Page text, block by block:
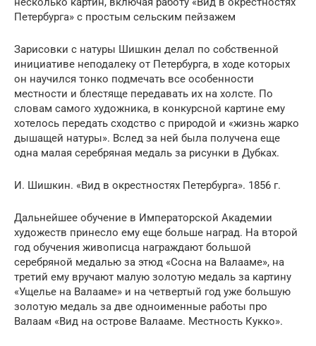
Петербурга» с простым сельским пейзажем
Зарисовки с натуры Шишкин делал по собственной
инициативе неподалеку от Петербурга, в ходе которых
он научился тонко подмечать все особенности
местности и блестяще передавать их на холсте. По
словам самого художника, в конкурсной картине ему
хотелось передать сходство с природой и «жизнь жарко
дышащей натуры». Вслед за ней была получена еще
одна малая серебряная медаль за рисунки в Дубках.
И. Шишкин. «Вид в окрестностях Петербурга». 1856 г.
Дальнейшее обучение в Императорской Академии
художеств принесло ему еще больше наград. На второй
год обучения живописца награждают большой
серебряной медалью за этюд «Сосна на Валааме», на
третий ему вручают малую золотую медаль за картину
«Ущелье на Валааме» и на четвертый год уже большую
золотую медаль за две одноименные работы про
Валаам «Вид на острове Валааме. Местность Кукко».